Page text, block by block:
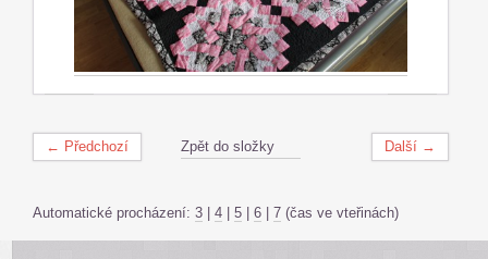
← Předchozí Další →
Zpět do složky
Automatické procházení: 3 | 4 | 5 | 6 | 7 (čas ve vteřinách)